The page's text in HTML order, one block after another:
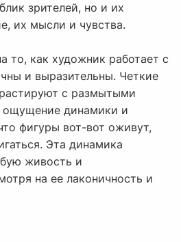
зрителей, но и их
их мысли и чувства.
то, как художник работает с
и выразительны. Четкие
с размытыми
ощущение динамики и
фигуры вот-вот оживут,
Эта динамика
живость и
на ее лаконичность и